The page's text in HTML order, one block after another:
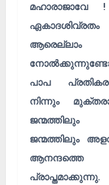
ഏകാദശിവ്രതം
ആരെല്ലാം
പാപ
നിന്നും
ജന്മത്തിലും
ആനന്ദത്തെ